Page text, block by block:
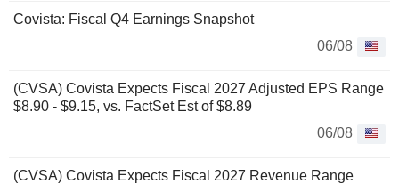
Covista: Fiscal Q4 Earnings Snapshot
06/08
(CVSA) Covista Expects Fiscal 2027 Adjusted EPS Range
$8.90 - $9.15, vs. FactSet Est of $8.89
06/08
(CVSA) Covista Expects Fiscal 2027 Revenue Range